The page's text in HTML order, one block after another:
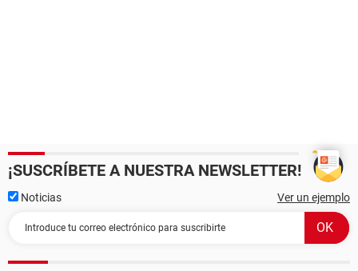
¡SUSCRÍBETE A NUESTRA NEWSLETTER!
Noticias Ver un ejemplo